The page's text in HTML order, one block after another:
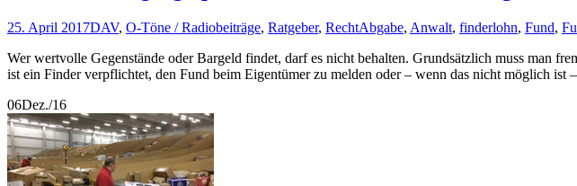
25. April 2017DAV, O-Töne / Radiobeiträge, Ratgeber, RechtAbgabe, Anwalt, finderlohn, Fund,
Wer wertvolle Gegenstände oder Bargeld findet, darf es nicht behalten. Grundsätzlich muss man
ist ein Finder verpflichtet, den Fund beim Eigentümer zu melden oder – wenn das nicht möglich ist
06Dez./16